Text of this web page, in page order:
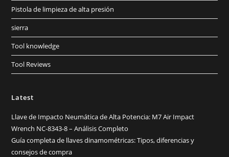
Pistola de limpieza de alta presión
sierra
Tool knowledge
Tool Reviews
Latest
Llave de Impacto Neumática de Alta Potencia: M7 Air Impact
Wrench NC-8343-8 – Análisis Completo
Guía completa de llaves dinamométricas: Tipos, diferencias y
consejos de compra